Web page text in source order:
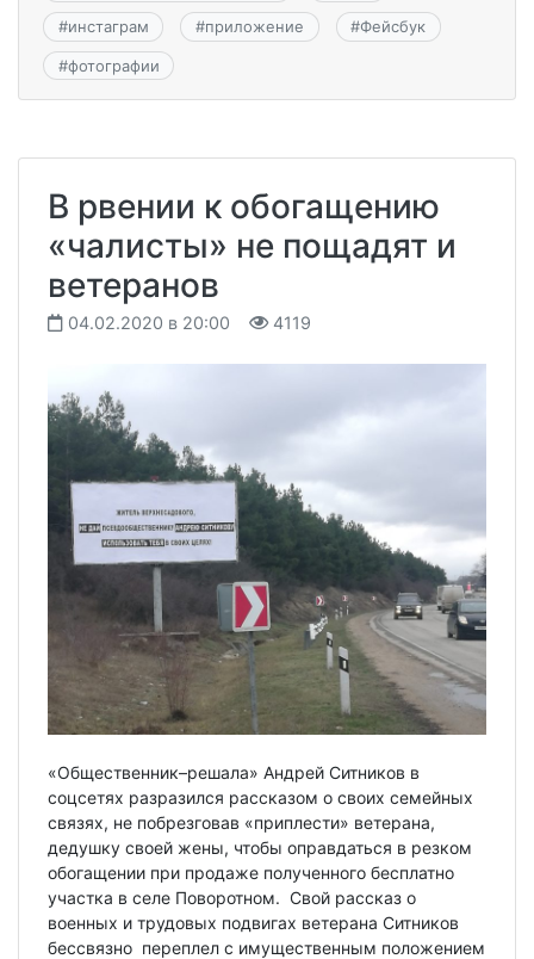
#инстаграм #приложение #Фейсбук
#фотографии
В рвении к обогащению
«чалисты» не пощадят и
ветеранов
04.02.2020 в 20:00 4119
«Общественник–решала» Андрей Ситников в
соцсетях разразился рассказом о своих семейных
связях, не побрезговав «приплести» ветерана,
дедушку своей жены, чтобы оправдаться в резком
обогащении при продаже полученного бесплатно
участка в селе Поворотном. Свой рассказ о
военных и трудовых подвигах ветерана Ситников
бессвязно переплел с имущественным положением